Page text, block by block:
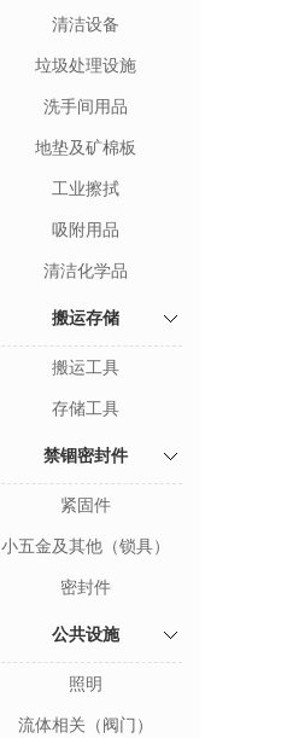
清洁设备
垃圾处理设施
洗手间用品
地垫及矿棉板
工业擦拭
吸附用品
清洁化学品
搬运存储
搬运工具
存储工具
禁锢密封件
紧固件
小五金及其他（锁具）
密封件
公共设施
照明
流体相关（阀门）